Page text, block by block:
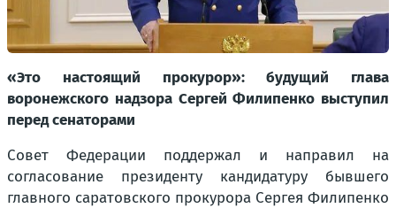
«Это настоящий прокурор»: будущий глава
воронежского надзора Сергей Филипенко выступил
перед сенаторами
Совет Федерации поддержал и направил на
согласование президенту кандидатуру бывшего
главного саратовского прокурора Сергея Филипенко